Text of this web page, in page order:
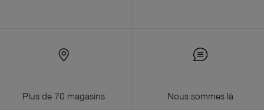
Plus de 70 magasins
Nous sommes là